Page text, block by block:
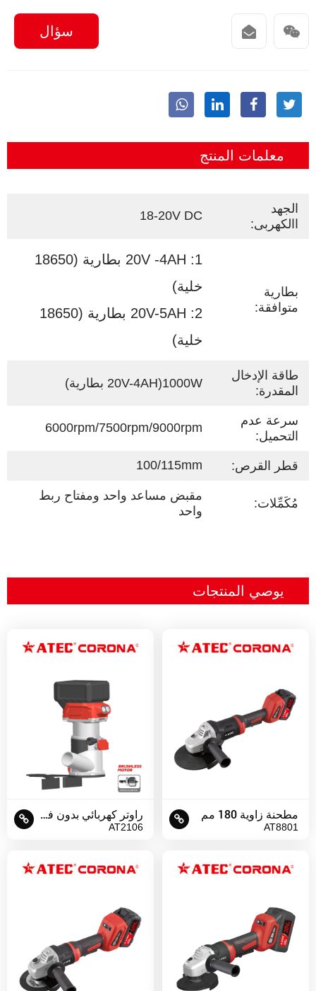
سؤال
معلمات المنتج
الجهد
االكهربى:
18-20V DC
بطارية
متوافقة:
1: 20V -4AH بطارية (18650
خلية)
2: 20V-5AH بطارية (18650
خلية)
طاقة الإدخال
المقدرة:
1000W(20V-4AH بطارية)
سرعة عدم
التحميل:
6000rpm/7500rpm/9000rpm
قطر القرص: 100/115mm
مُكَمِّلات:
مقبض مساعد واحد ومفتاح ربط
واحد
يوصي المنتجات
راوتر كهربائي بدون فرش 6 مم
AT2106
مطحنة زاوية 180 مم
AT8801